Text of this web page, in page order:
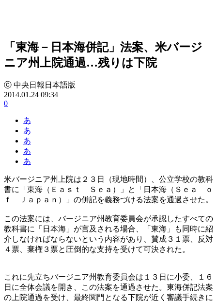
「東海－日本海併記」法案、米バージ
ニア州上院通過…残りは下院
ⓒ 中央日報日本語版
2014.01.24 09:34
0
あ
あ
あ
あ
あ
米バージニア州上院は２３日（現地時間）、公立学校の教科
書に「東海（Ｅａｓｔ Ｓｅａ）」と「日本海（Ｓｅａ ｏ
ｆ Ｊａｐａｎ）」の併記を義務づける法案を通過させた。
この法案には、バージニア州教育委員会が承認したすべての
教科書に「日本海」が言及される場合、「東海」も同時に紹
介しなければならないという内容があり、賛成３１票、反対
４票、棄権３票と圧倒的な支持を受けて可決された。
これに先立ちバージニア州教育委員会は１３日に小委、１６
日に全体会議を開き、この法案を通過させた。東海併記法案
の上院通過を受け、最終関門となる下院が近く審議手続きに